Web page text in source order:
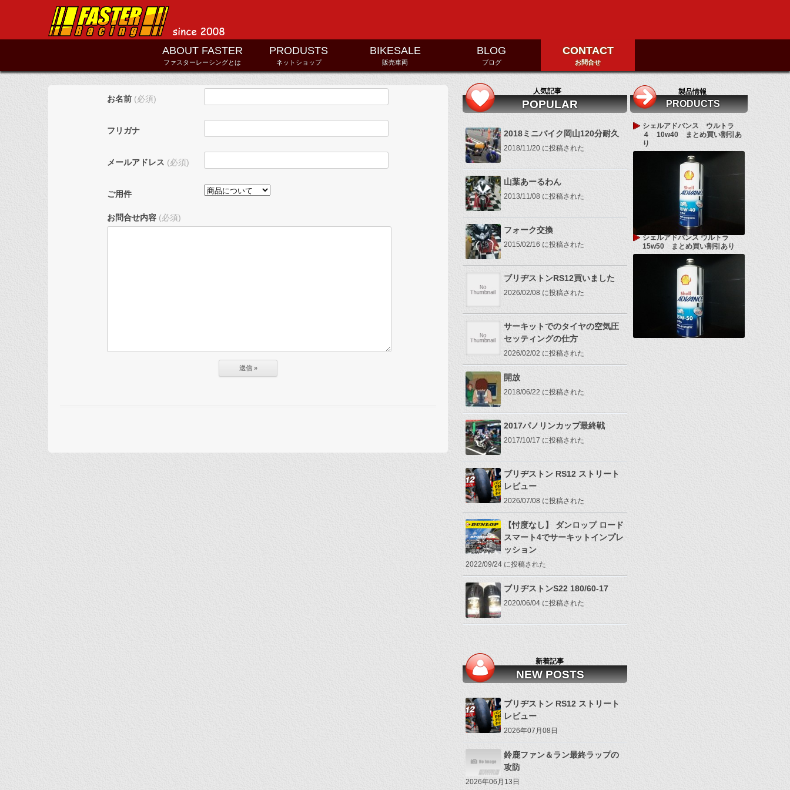
ABOUT FASTER
ファスターレーシングとは
PRODUSTS
ネットショップ
BIKESALE
販売車両
BLOG
ブログ
CONTACT
お問合せ
お名前 (必須)
フリガナ
メールアドレス (必須)
ご用件
お問合せ内容 (必須)
製品情報
PRODUCTS
シェルアドバンス ウルトラ
４ 10w40 まとめ買い割引あ
り
シェルアドバンス ウルトラ
15w50 まとめ買い割引あり
人気記事
POPULAR
2018ミニバイク岡山120分耐久
2018/11/20 に投稿された
山葉あーるわん
2013/11/08 に投稿された
フォーク交換
2015/02/16 に投稿された
ブリヂストンRS12買いました
2026/02/08 に投稿された
サーキットでのタイヤの空気圧
セッティングの仕方
2026/02/02 に投稿された
開放
2018/06/22 に投稿された
2017パノリンカップ最終戦
2017/10/17 に投稿された
ブリヂストン RS12 ストリート
レビュー
2026/07/08 に投稿された
【忖度なし】 ダンロップ ロード
スマート4でサーキットインプレ
ッション
2022/09/24 に投稿された
ブリヂストンS22 180/60-17
2020/06/04 に投稿された
新着記事
NEW POSTS
ブリヂストン RS12 ストリート
レビュー
2026年07月08日
鈴鹿ファン＆ラン最終ラップの
攻防
2026年06月13日